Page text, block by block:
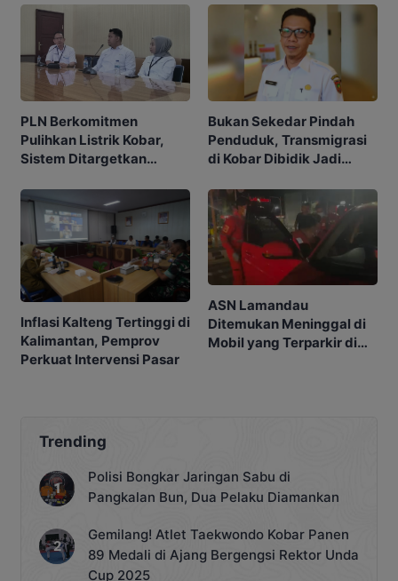
PLN Berkomitmen
Pulihkan Listrik Kobar,
Sistem Ditargetkan
Bukan Sekedar Pindah
Penduduk, Transmigrasi
di Kobar Dibidik Jadi
Inflasi Kalteng Tertinggi di
Kalimantan, Pemprov
Perkuat Intervensi Pasar
ASN Lamandau
Ditemukan Meninggal di
Mobil yang Terparkir di
Trending
Polisi Bongkar Jaringan Sabu di
Pangkalan Bun, Dua Pelaku Diamankan
Gemilang! Atlet Taekwondo Kobar Panen
89 Medali di Ajang Bergengsi Rektor Unda
Cup 2025